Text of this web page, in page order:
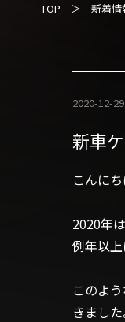
TOP ＞ 新着情
2020-12-29
新車
こんに
2020年
例年以
このよ
きました